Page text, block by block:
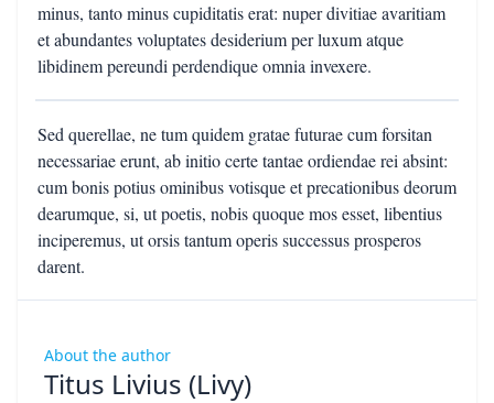
minus, tanto minus cupiditatis erat: nuper divitiae avaritiam
et abundantes voluptates desiderium per luxum atque
libidinem pereundi perdendique omnia invexere.
Sed querellae, ne tum quidem gratae futurae cum forsitan
necessariae erunt, ab initio certe tantae ordiendae rei absint:
cum bonis potius ominibus votisque et precationibus deorum
dearumque, si, ut poetis, nobis quoque mos esset, libentius
inciperemus, ut orsis tantum operis successus prosperos
darent.
About the author
Titus Livius (Livy)